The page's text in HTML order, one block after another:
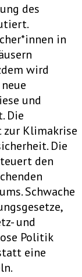
des
in
wird
und
Die
Klimakrise
Die
den
Schwache
und
Politik
eine